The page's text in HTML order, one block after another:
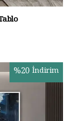
%20 İndirim